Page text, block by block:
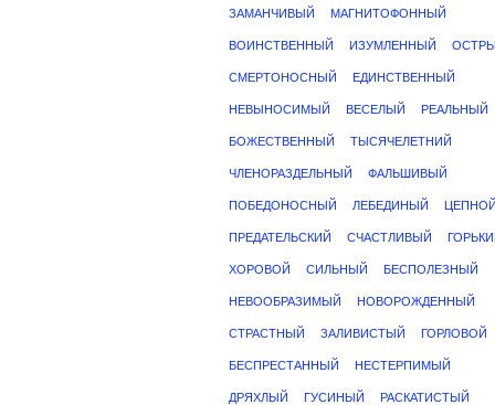
ЗАМАНЧИВЫЙ МАГНИТОФОННЫЙ
ВОИНСТВЕННЫЙ ИЗУМЛЕННЫЙ
СМЕРТОНОСНЫЙ ЕДИНСТВЕННЫЙ
НЕВЫНОСИМЫЙ ВЕСЕЛЫЙ РЕАЛЬНЫЙ
БОЖЕСТВЕННЫЙ ТЫСЯЧЕЛЕТНИЙ
ЧЛЕНОРАЗДЕЛЬНЫЙ ФАЛЬШИВЫЙ
ПОБЕДОНОСНЫЙ ЛЕБЕДИНЫЙ
ПРЕДАТЕЛЬСКИЙ СЧАСТЛИВЫЙ
ХОРОВОЙ СИЛЬНЫЙ БЕСПОЛЕЗНЫЙ
НЕВООБРАЗИМЫЙ НОВОРОЖДЕННЫЙ
СТРАСТНЫЙ ЗАЛИВИСТЫЙ ГОРЛОВОЙ
БЕСПРЕСТАННЫЙ НЕСТЕРПИМЫЙ
ДРЯХЛЫЙ ГУСИНЫЙ РАСКАТИСТЫЙ